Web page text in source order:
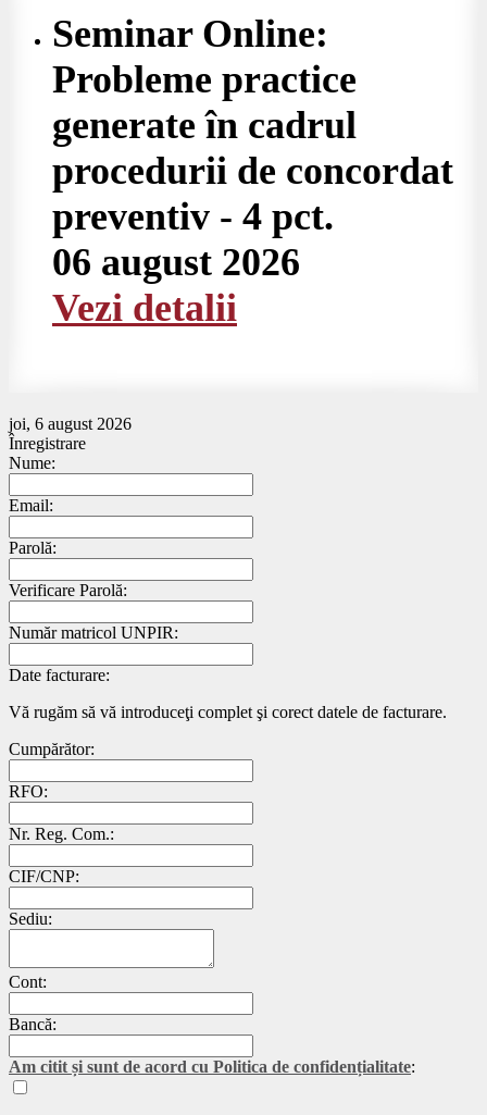
Seminar Online:
Probleme practice
generate în cadrul
procedurii de concordat
preventiv - 4 pct.
06 august 2026
Vezi detalii
joi, 6 august 2026
Înregistrare
Nume:
Email:
Parolă:
Verificare Parolă:
Număr matricol UNPIR:
Date facturare:
Vă rugăm să vă introduceţi complet şi corect datele de facturare.
Cumpărător:
RFO:
Nr. Reg. Com.:
CIF/CNP:
Sediu:
Cont:
Bancă:
Am citit și sunt de acord cu Politica de confidențialitate: